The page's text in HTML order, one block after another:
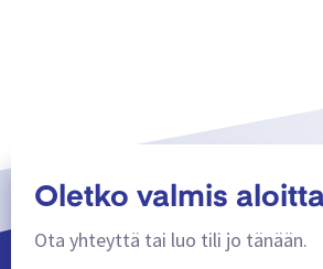
Oletko valmis
Ota yhteyttä tai luo tili jo tänään.